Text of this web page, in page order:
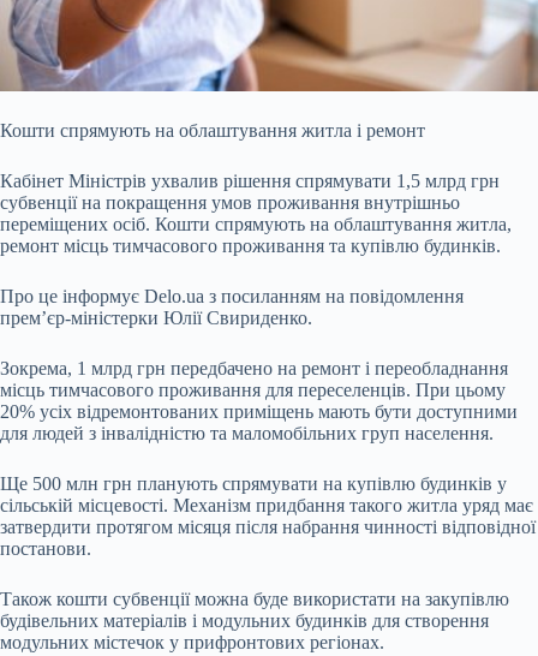
Кошти спрямують на облаштування житла і ремонт
Кабінет Міністрів ухвалив рішення спрямувати 1,5 млрд грн
субвенції на покращення умов проживання внутрішньо
переміщених осіб. Кошти спрямують на облаштування житла,
ремонт місць тимчасового проживання та купівлю будинків.
Про це інформує Delo.ua з посиланням на повідомлення
прем’єр-міністерки Юлії Свириденко.
Зокрема, 1 млрд грн передбачено на ремонт і переобладнання
місць тимчасового проживання для переселенців. При цьому
20% усіх відремонтованих приміщень мають бути доступними
для людей з інвалідністю та маломобільних груп населення.
Ще 500 млн грн планують спрямувати на купівлю будинків у
сільській місцевості. Механізм придбання такого житла уряд має
затвердити протягом місяця після набрання чинності відповідної
постанови.
Також кошти субвенції можна буде використати на закупівлю
будівельних матеріалів і модульних будинків для створення
модульних містечок у прифронтових регіонах.